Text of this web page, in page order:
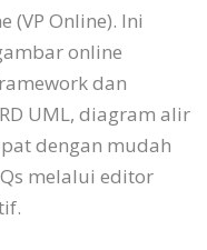
(VP Online). Ini
online
dan
UML, diagram alir
dengan mudah
melalui editor